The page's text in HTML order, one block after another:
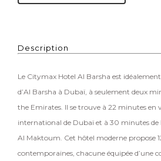
Description
Le Citymax Hotel Al Barsha est
d’Al Barsha à Dubaï, à seulement deux
the Emirates. Il se trouve à 22 minutes en
international de Dubaï et à 30 minutes
Al Maktoum. Cet hôtel moderne propose
contemporaines, chacune équipée d’une